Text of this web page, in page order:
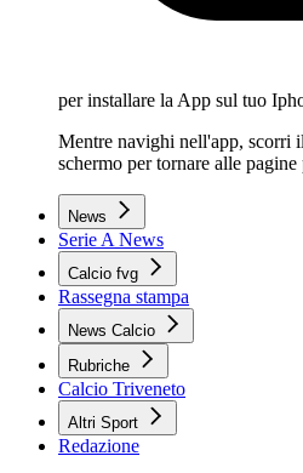
per installare la App sul tuo
Mentre navighi nell'app, scorri
schermo per tornare alle pagine
News
Serie A News
Calcio fvg
Rassegna stampa
News Calcio
Rubriche
Calcio Triveneto
Altri Sport
Redazione